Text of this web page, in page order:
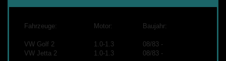
Fahrzeuge: Motor: Baujahr:
VW Golf 2
VW Jetta 2
1.0-1.3
1.0-1.3
08/83 -
08/83 -